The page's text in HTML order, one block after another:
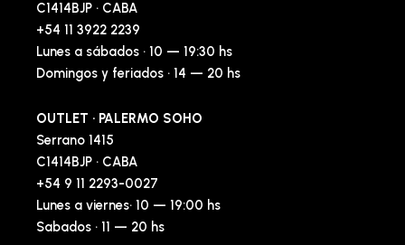
C1414BJP · CABA
+54 11 3922 2239
Lunes a sábados · 10 — 19:30 hs
Domingos y feriados · 14 — 20 hs
OUTLET · PALERMO SOHO
Serrano 1415
C1414BJP · CABA
+54 9 11 2293-0027
Lunes a viernes· 10 — 19:00 hs
Sabados · 11 — 20 hs